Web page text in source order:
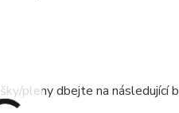
pleny dbejte na následující